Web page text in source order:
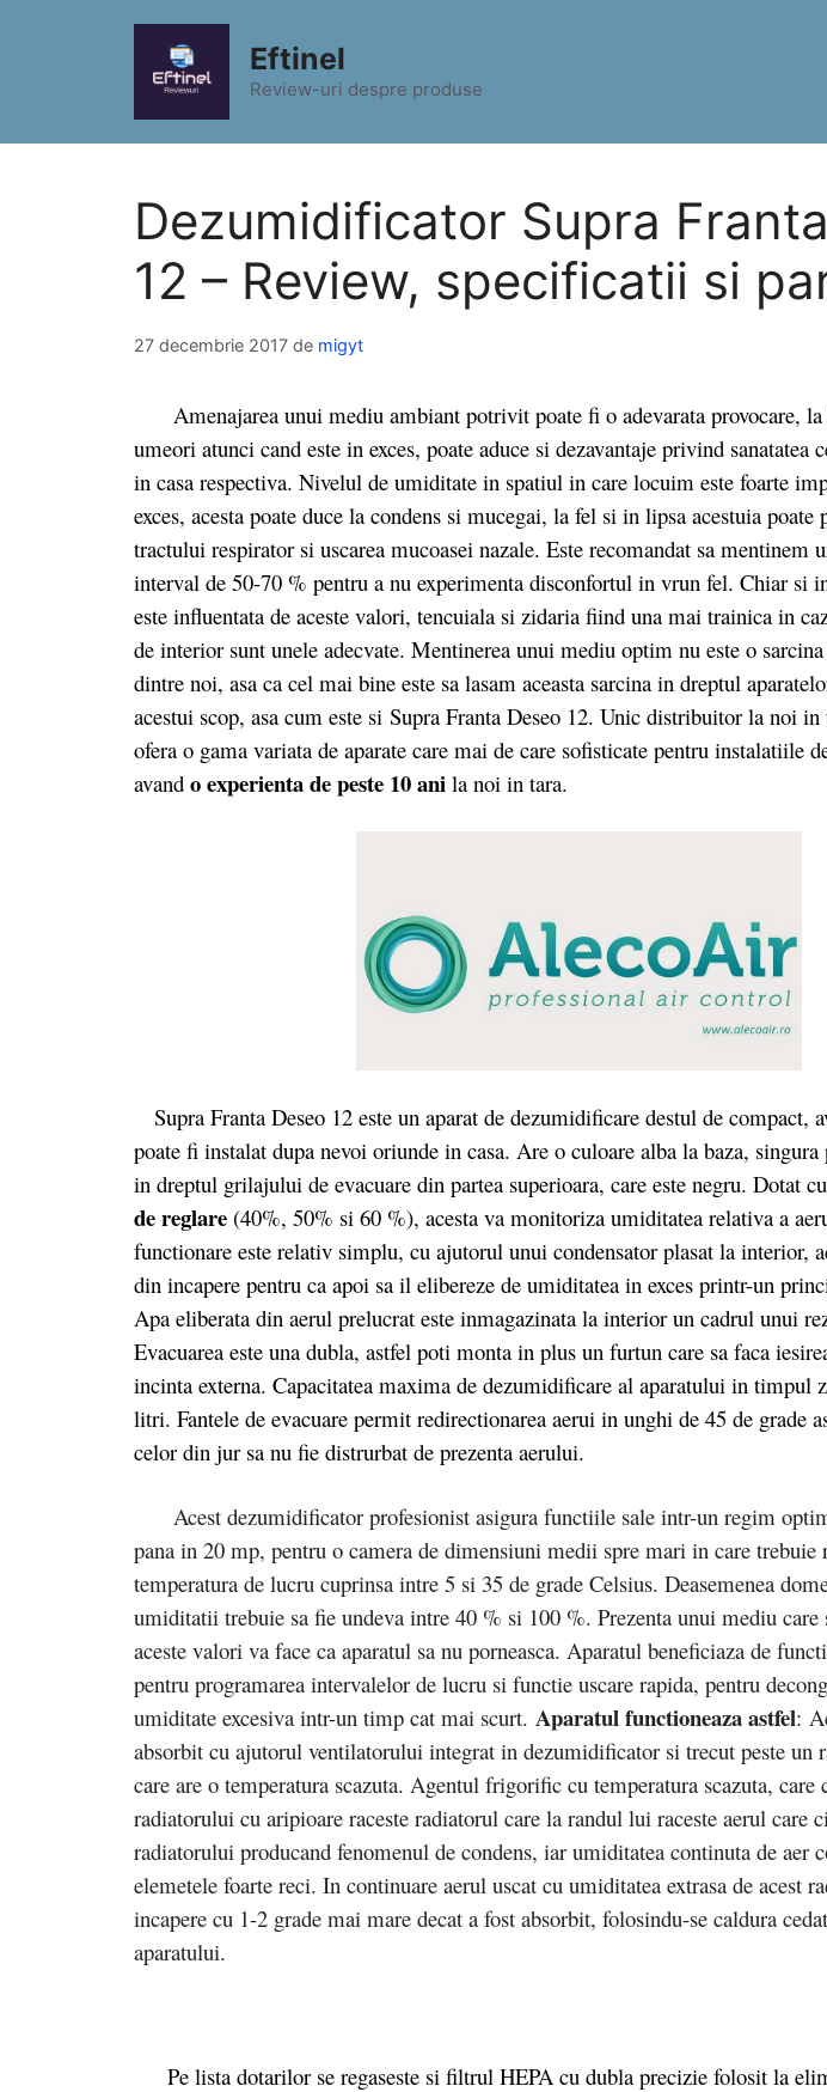
Eftinel
Review-uri despre produse
Dezumidificator Supra
12 – Review, specificatii si
27 decembrie 2017 de migyt
Amenajarea unui mediu ambiant potrivit poate fi o adevarata provocare, la
umeori atunci cand este in exces, poate aduce si dezavantaje privind sanatatea
in casa respectiva. Nivelul de umiditate in spatiul in care locuim este foarte
exces, acesta poate duce la condens si mucegai, la fel si in lipsa acestuia poate
tractului respirator si uscarea mucoasei nazale. Este recomandat sa mentinem
interval de 50-70 % pentru a nu experimenta disconfortul in vrun fel. Chiar si
este influentata de aceste valori, tencuiala si zidaria fiind una mai trainica in
de interior sunt unele adecvate. Mentinerea unui mediu optim nu este o
dintre noi, asa ca cel mai bine este sa lasam aceasta sarcina in dreptul
acestui scop, asa cum este si Supra Franta Deseo 12. Unic distribuitor la noi
ofera o gama variata de aparate care mai de care sofisticate pentru instalatiile
avand o experienta de peste 10 ani la noi in tara.
Supra Franta Deseo 12 este un aparat de dezumidificare destul de compact,
poate fi instalat dupa nevoi oriunde in casa. Are o culoare alba la baza,
in dreptul grilajului de evacuare din partea superioara, care este negru. Dotat
de reglare (40%, 50% si 60 %), acesta va monitoriza umiditatea relativa a
functionare este relativ simplu, cu ajutorul unui condensator plasat la interior,
din incapere pentru ca apoi sa il elibereze de umiditatea in exces printr-un
Apa eliberata din aerul prelucrat este inmagazinata la interior un cadrul unui
Evacuarea este una dubla, astfel poti monta in plus un furtun care sa faca
incinta externa. Capacitatea maxima de dezumidificare al aparatului in timpul
litri. Fantele de evacuare permit redirectionarea aerui in unghi de 45 de grade
celor din jur sa nu fie distrurbat de prezenta aerului.
Acest dezumidificator profesionist asigura functiile sale intr-un regim
pana in 20 mp, pentru o camera de dimensiuni medii spre mari in care trebuie
temperatura de lucru cuprinsa intre 5 si 35 de grade Celsius. Deasemenea
umiditatii trebuie sa fie undeva intre 40 % si 100 %. Prezenta unui mediu care
aceste valori va face ca aparatul sa nu porneasca. Aparatul beneficiaza de
pentru programarea intervalelor de lucru si functie uscare rapida, pentru
umiditate excesiva intr-un timp cat mai scurt. Aparatul functioneaza astfel:
absorbit cu ajutorul ventilatorului integrat in dezumidificator si trecut peste un
care are o temperatura scazuta. Agentul frigorific cu temperatura scazuta,
radiatorului cu aripioare raceste radiatorul care la randul lui raceste aerul care
radiatorului producand fenomenul de condens, iar umiditatea continuta de aer
elemetele foarte reci. In continuare aerul uscat cu umiditatea extrasa de acest
incapere cu 1-2 grade mai mare decat a fost absorbit, folosindu-se caldura
aparatului.
Pe lista dotarilor se regaseste si filtrul HEPA cu dubla precizie folosit la